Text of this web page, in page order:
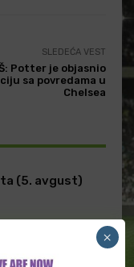
SLEDEĆA VEST
Potter je objasnio
sa povredama u
Chelsea
(5. avgust)
trenera
×